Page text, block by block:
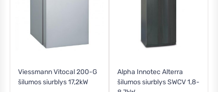
Viessmann Vitocal 200-G
šilumos siurblys 17,2kW
Alpha Innotec Alterra
šilumos siurblys SWCV 1,8-